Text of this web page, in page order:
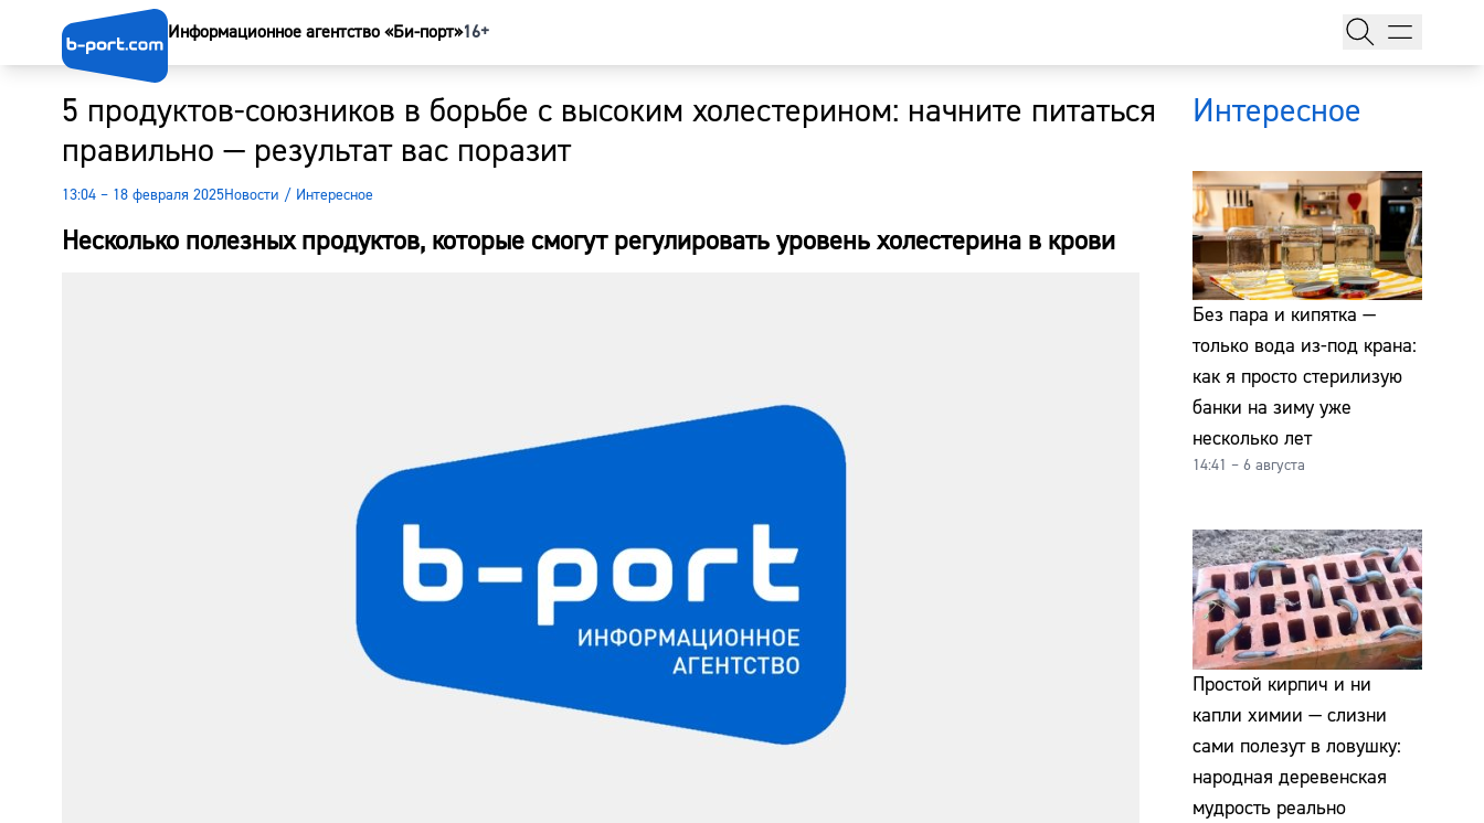
Информационное агентство «Би-порт»16+
5 продуктов-союзников в борьбе с высоким холестерином: начните питаться
правильно — результат вас поразит
13:04 – 18 февраля 2025Новости / Интересное
Несколько полезных продуктов, которые смогут регулировать уровень холестерина в крови
Интересное
Без пара и кипятка —
только вода из-под крана:
как я просто стерилизую
банки на зиму уже
несколько лет
14:41 – 6 августа
Простой кирпич и ни
капли химии — слизни
сами полезут в ловушку:
народная деревенская
мудрость реально
Главная
Наши гости
Курсы валют